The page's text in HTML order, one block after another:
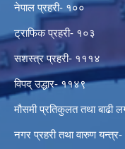
नेपाल प्रहरी- १००
ट्राफिक प्रहरी- १०३
सशस्त्र प्रहरी- १११४
विपद् उद्धार- ११४९
मौसमी प्रतिकुलत तथा बाढी
नगर प्रहरी तथा वारुण